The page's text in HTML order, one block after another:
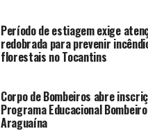
Período de estiagem exige
redobrada para prevenir
florestais no Tocantins
Corpo de Bombeiros abre
Programa Educacional
Araguaína